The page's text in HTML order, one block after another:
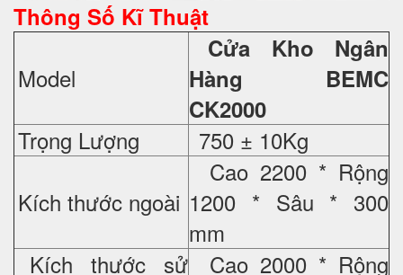
Thông Số Kĩ Thuật
Model
Cửa Kho Ngân
Hàng BEMC
CK2000
Trọng Lượng
750 ± 10Kg
Kích thước ngoài
Cao 2200 * Rộng
1200 * Sâu * 300
mm
Kích thước sử
Cao 2000 * Rộng